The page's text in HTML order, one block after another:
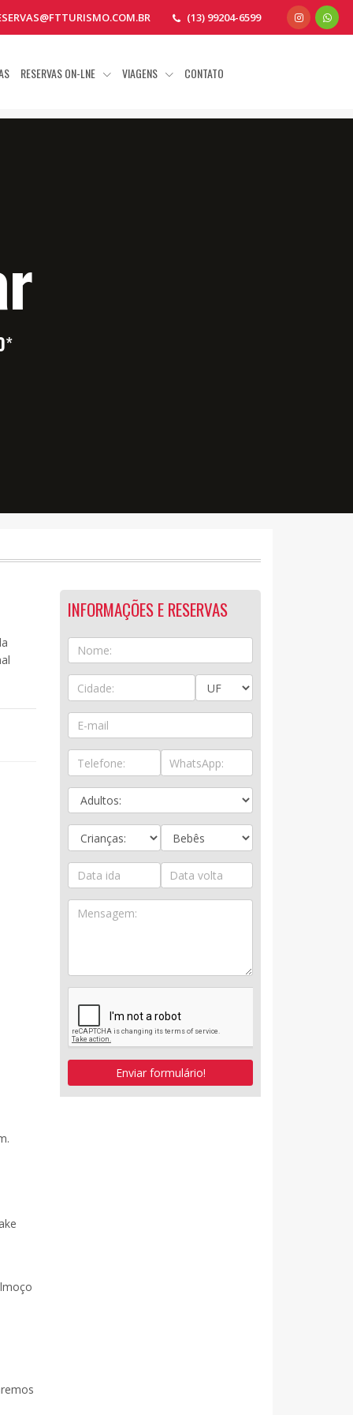
(13) 99204-6599
RESERVAS ON-LNE VIAGENS CONTATO
*
INFORMAÇÕES E RESERVAS
Enviar formulário!